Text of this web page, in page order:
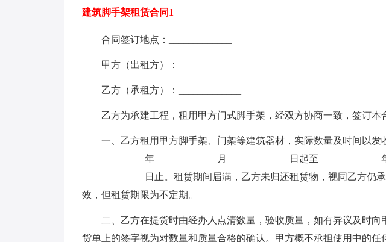
建筑脚手架租赁合同1
合同签订地点：_____________
甲方（出租方）：_____________
乙方（承租方）：_____________
乙方为承建工程，租用甲方门式脚手架，经双方协商一致，签订本
一、乙方租用甲方脚手架、门架等建筑器材，实际数量及时间以发
_____________年_____________月_____________日起至_____________
_____________日止。租赁期间届满，乙方未归还租赁物，视同乙方仍
效，但租赁期限为不定期。
二、乙方在提货时由经办人点清数量，验收质量，如有异议及时
货单上的签字视为对数量和质量合格的确认。甲方概不承担使用中的任